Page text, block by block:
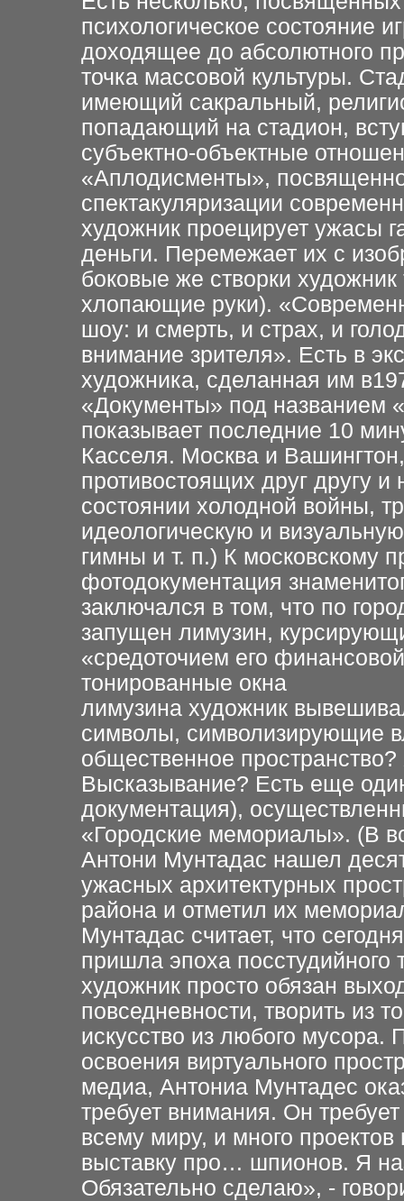
психологическое состояние
доходящее до абсолютного
точка массовой культуры.
имеющий сакральный,
попадающий на стадион,
субъектно-объектные
«Аплодисменты»,
спектакуляризации
художник проецирует ужасы
деньги. Перемежает их с
боковые же створки художник
хлопающие руки).
шоу: и смерть, и страх, и
внимание зрителя». Есть в
художника, сделанная им
«Документы» под названием
показывает последние 10
Касселя. Москва и
противостоящих друг другу и
состоянии холодной войны,
идеологическую и визуальную
гимны и т. п.) К московскому
фотодокументация
заключался в том, что по
запущен лимузин,
«средоточием его
тонированные окна
лимузина художник
символы, символизирующие
общественное пространство?
Высказывание? Есть еще
документация),
«Городские мемориалы». (В
Антони Мунтадас нашел
ужасных архитектурных
района и отметил их
Мунтадас считает, что
пришла эпоха посстудийного
художник просто обязан
повседневности, творить из
искусство из любого мусора.
освоения виртуального
медиа, Антониа Мунтадес
требует внимания. Он
всему миру, и много проектов
выставку про… шпионов. Я
Обязательно сделаю», -